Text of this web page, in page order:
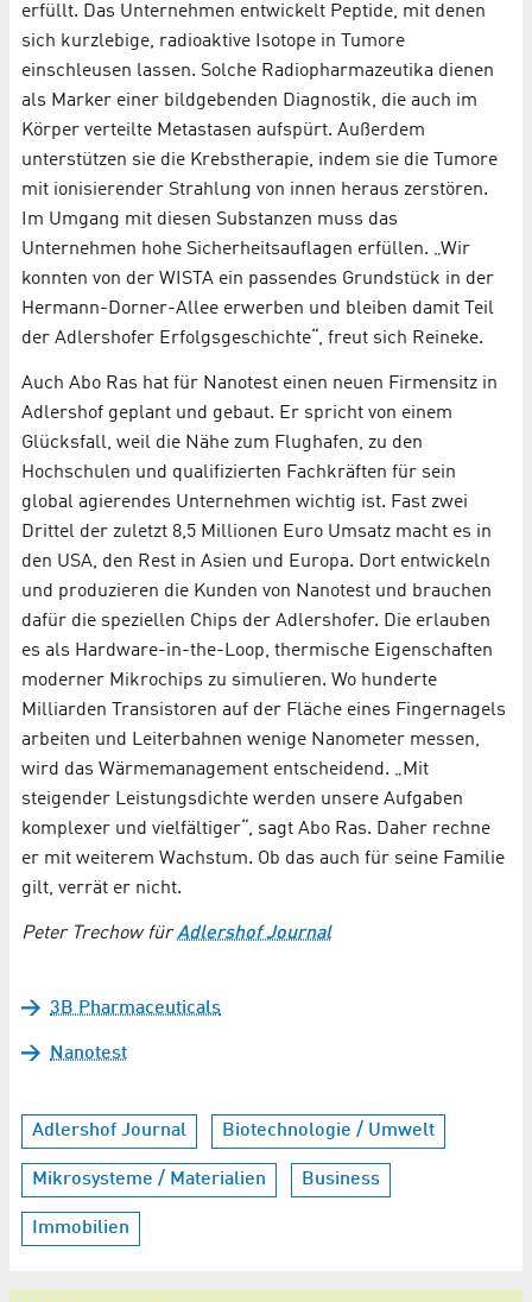
erfüllt. Das Unternehmen entwickelt Peptide, mit denen
sich kurzlebige, radioaktive Isotope in Tumore
einschleusen lassen. Solche Radiopharmazeutika dienen
als Marker einer bildgebenden Diagnostik, die auch im
Körper verteilte Metastasen aufspürt. Außerdem
unterstützen sie die Krebstherapie, indem sie die Tumore
mit ionisierender Strahlung von innen heraus zerstören.
Im Umgang mit diesen Substanzen muss das
Unternehmen hohe Sicherheitsauflagen erfüllen. „Wir
konnten von der WISTA ein passendes Grundstück in der
Hermann-Dorner-Allee erwerben und bleiben damit Teil
der Adlershofer Erfolgsgeschichte“, freut sich Reineke.
Auch Abo Ras hat für Nanotest einen neuen Firmensitz in
Adlershof geplant und gebaut. Er spricht von einem
Glücksfall, weil die Nähe zum Flughafen, zu den
Hochschulen und qualifizierten Fachkräften für sein
global agierendes Unternehmen wichtig ist. Fast zwei
Drittel der zuletzt 8,5 Millionen Euro Umsatz macht es in
den USA, den Rest in Asien und Europa. Dort entwickeln
und produzieren die Kunden von Nanotest und brauchen
dafür die speziellen Chips der Adlershofer. Die erlauben
es als Hardware-in-the-Loop, thermische Eigenschaften
moderner Mikrochips zu simulieren. Wo hunderte
Milliarden Transistoren auf der Fläche eines Fingernagels
arbeiten und Leiterbahnen wenige Nanometer messen,
wird das Wärmemanagement entscheidend. „Mit
steigender Leistungsdichte werden unsere Aufgaben
komplexer und vielfältiger“, sagt Abo Ras. Daher rechne
er mit weiterem Wachstum. Ob das auch für seine Familie
gilt, verrät er nicht.
Peter Trechow fürAdlershof Journal
3B Pharmaceuticals
Nanotest
Adlershof Journal Biotechnologie / Umwelt
Mikrosysteme / Materialien Business
Immobilien